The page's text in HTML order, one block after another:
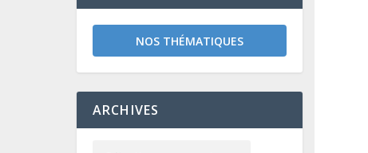
NOS THÉMATIQUES
ARCHIVES